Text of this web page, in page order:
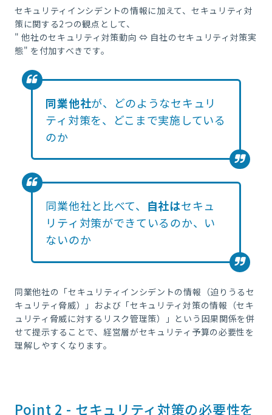
セキュリティインシデントの情報に加えて、セキュリティ対
策に関する2つの観点として、
" 他社のセキュリティ対策動向 ⇔ 自社のセキュリティ対策実
態" を付加すべきです。
同業他社が、どのようなセキュリ
ティ対策を、どこまで実施している
のか
同業他社と比べて、 自社はセキュ
リティ対策ができているのか、い
ないのか
同業他社の「セキュリティインシデントの情報（迫りうるセ
キュリティ脅威）」および「セキュリティ対策の情報（セキ
ュリティ脅威に対するリスク管理策）」という因果関係を併
せて提示することで、経営層がセキュリティ予算の必要性を
理解しやすくなります。
Point 2 - セキュリティ対策の必要性を